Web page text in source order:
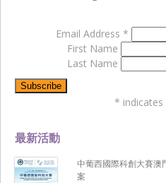
最新活動
中葡西國際科創大賽澳
案
Email Address *
First Name
Last Name
*